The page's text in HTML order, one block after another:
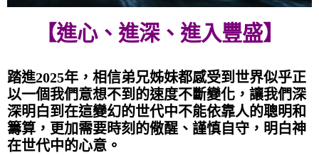
【進心、進深、進入豐盛】
踏進2025年，相信弟兄姊妹都感受到世界似乎正
以一個我們意想不到的速度不斷變化，讓我們深
深明白到在這變幻的世代中不能依靠人的聰明和
籌算，更加需要時刻的儆醒、謹慎自守，明白神
在世代中的心意。